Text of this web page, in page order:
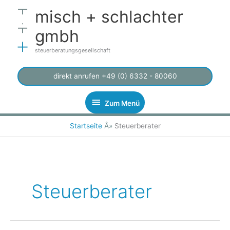
springen
misch + schlachter
gmbh
steuerberatungsgesellschaft
Zum Menü
direkt anrufen +49 (0) 6332 - 80060
StartseiteÂ» Steuerberater
Steuerberater